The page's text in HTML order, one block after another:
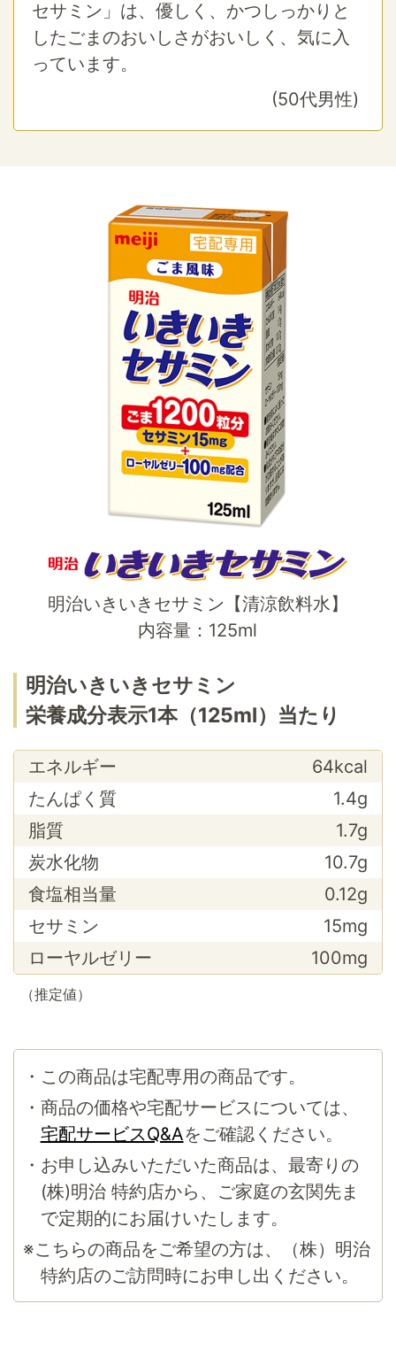
セサミン」は、優しく、かつしっかりと
したごまのおいしさがおいしく、気に入
っています。
(50代男性)
明治いきいきセサミン【清涼飲料水】
内容量：125ml
明治いきいきセサミン
栄養成分表示1本（125ml）当たり
エネルギー
64kcal
たんぱく質
1.4g
脂質
1.7g
炭水化物
10.7g
食塩相当量
0.12g
セサミン
15mg
ローヤルゼリー
100mg
（推定値）
この商品は宅配専用の商品です。
商品の価格や宅配サービスについては、
宅配サービスQ&Aをご確認ください。
お申し込みいただいた商品は、最寄りの
(株)明治 特約店から、ご家庭の玄関先ま
で定期的にお届けいたします。
※こちらの商品をご希望の方は、（株）明治
特約店のご訪問時にお申し出ください。